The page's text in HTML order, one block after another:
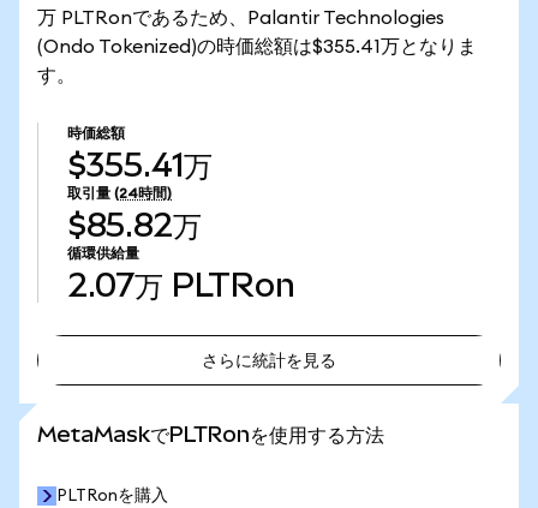
万 PLTRonであるため、Palantir Technologies
(Ondo Tokenized)の時価総額は$355.41万となりま
す。
時価総額
$355.41万
取引量 (24時間)
$85.82万
循環供給量
2.07万 PLTRon
さらに統計を見る
MetaMaskでPLTRonを使用する方法
PLTRonを購入